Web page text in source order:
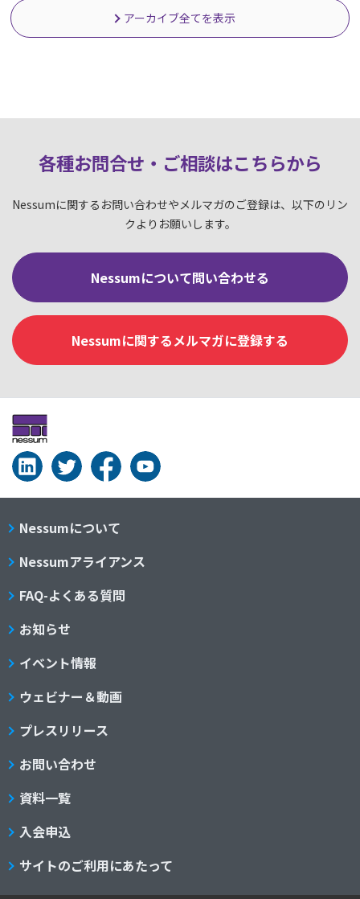
アーカイブ全てを表示
各種お問合せ・ご相談はこちらから
Nessumに関するお問い合わせやメルマガのご登録は、以下のリン
クよりお願いします。
Nessumについて問い合わせる
Nessumに関するメルマガに登録する
Nessumについて
Nessumアライアンス
FAQ-よくある質問
お知らせ
イベント情報
ウェビナー＆動画
プレスリリース
お問い合わせ
資料一覧
入会申込
サイトのご利用にあたって